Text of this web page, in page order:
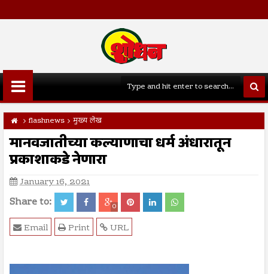
flashnews मुख्य लेख
मानवजातीच्या कल्याणाचा धर्म अंधारातून
प्रकाशाकडे नेणारा
January 16, 2021
Share to: 0
URL
Print
Email